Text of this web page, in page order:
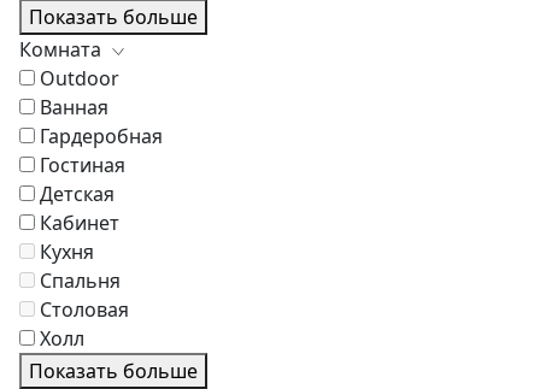
Показать больше
Комната
Outdoor
Ванная
Гардеробная
Гостиная
Детская
Кабинет
Кухня
Спальня
Столовая
Холл
Показать больше